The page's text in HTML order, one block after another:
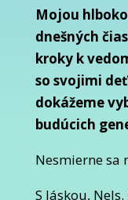
Mojou
dnešných
kroky k
so svojimi
dokážeme
budúcich
Nesmierne sa
S láskou, Nels.